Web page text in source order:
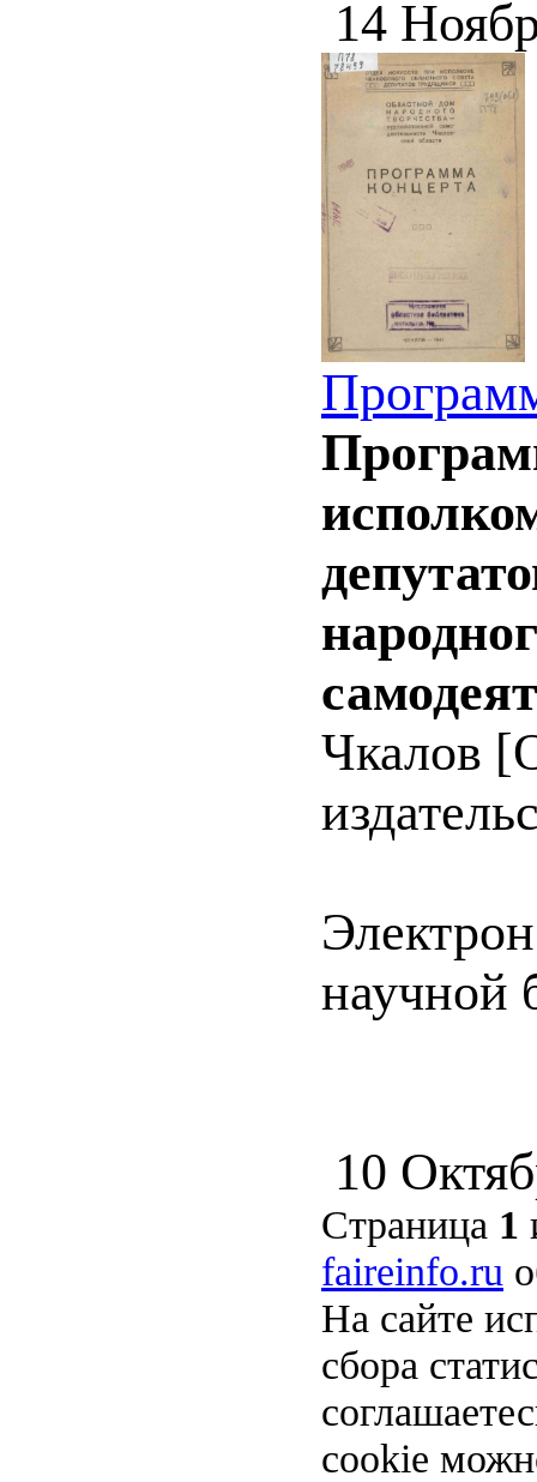
14
Чкалов
научной
10
Страница 1
faireinfo.ru
На сайте
сбора
cookie